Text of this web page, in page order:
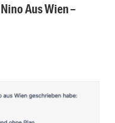
Aus Wien –